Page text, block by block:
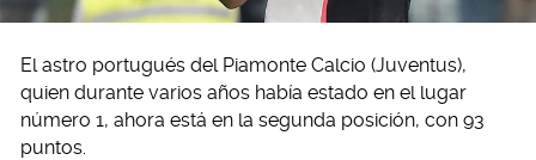
El astro portugués del Piamonte Calcio (Juventus),
quien durante varios años había estado en el lugar
número 1, ahora está en la segunda posición, con 93
puntos.